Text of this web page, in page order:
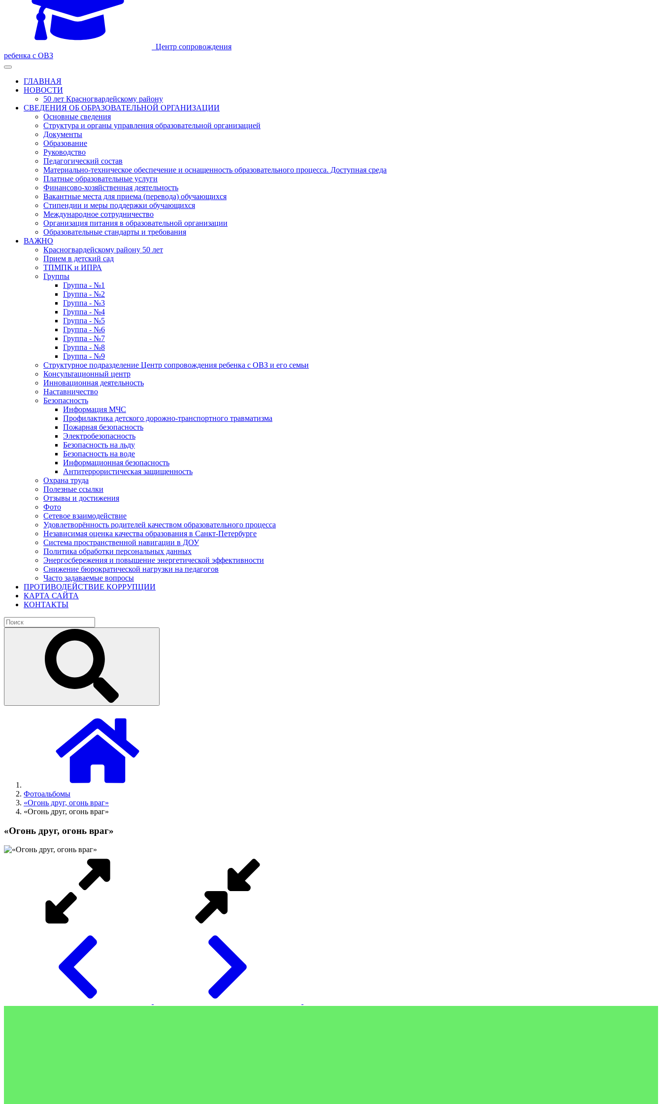
Центр сопровождения
ребенка с ОВЗ
ГЛАВНАЯ
НОВОСТИ
50 лет Красногвардейскому району
СВЕДЕНИЯ ОБ ОБРАЗОВАТЕЛЬНОЙ ОРГАНИЗАЦИИ
Основные сведения
Структура и органы управления образовательной организацией
Документы
Образование
Руководство
Педагогический состав
Материально-техническое обеспечение и оснащенность образовательного процесса. Доступная среда
Платные образовательные услуги
Финансово-хозяйственная деятельность
Вакантные места для приема (перевода) обучающихся
Стипендии и меры поддержки обучающихся
Международное сотрудничество
Организация питания в образовательной организации
Образовательные стандарты и требования
ВАЖНО
Красногвардейскому району 50 лет
Прием в детский сад
ТПМПК и ИПРА
Группы
Группа - №1
Группа - №2
Группа - №3
Группа - №4
Группа - №5
Группа - №6
Группа - №7
Группа - №8
Группа - №9
Структурное подразделение Центр сопровождения ребенка с ОВЗ и его семьи
Консультационный центр
Инновационная деятельность
Наставничество
Безопасность
Информация МЧС
Профилактика детского дорожно-транспортного травматизма
Пожарная безопасность
Электробезопасность
Безопасность на льду
Безопасность на воде
Информационная безопасность
Антитеррористическая защищенность
Охрана труда
Полезные ссылки
Отзывы и достижения
Фото
Сетевое взаимодействие
Удовлетворённость родителей качеством образовательного процесса
Независимая оценка качества образования в Санкт-Петербурге
Система пространственной навигации в ДОУ
Политика обработки персональных данных
Энергосбережения и повышение энергетической эффективности
Снижение бюрократической нагрузки на педагогов
Часто задаваемые вопросы
ПРОТИВОДЕЙСТВИЕ КОРРУПЦИИ
КАРТА САЙТА
КОНТАКТЫ
Фотоальбомы
«Огонь друг, огонь враг»
«Огонь друг, огонь враг»
«Огонь друг, огонь враг»